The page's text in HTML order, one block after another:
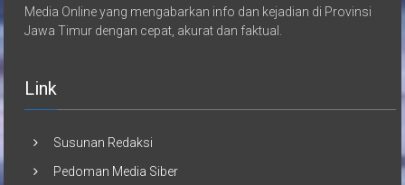
Media Online yang mengabarkan info dan kejadian di Provinsi
Jawa Timur dengan cepat, akurat dan faktual.
Link
Susunan Redaksi
Pedoman Media Siber